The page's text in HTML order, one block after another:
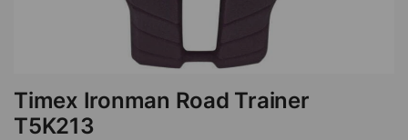
Timex Ironman Road Trainer
T5K213